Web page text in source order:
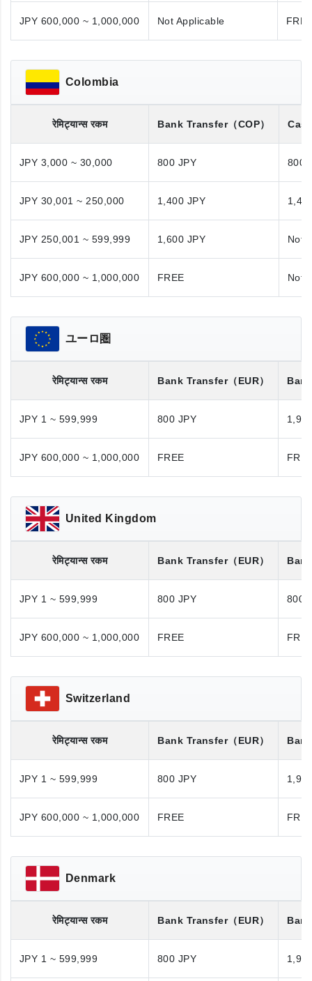
JPY 600,000 ~ 1,000,000 Not Applicable
Colombia
रेमिट्यान्स रकम Bank Transfer（COP）
JPY 3,000 ~ 30,000 800 JPY 800
JPY 30,001 ~ 250,000 1,400 JPY
JPY 250,001 ~ 599,999 1,600 JPY Not
JPY 600,000 ~ 1,000,000 FREE Not
ユーロ圏
रेमिट्यान्स रकम Bank Transfer（EUR）
JPY 1 ~ 599,999 800 JPY
JPY 600,000 ~ 1,000,000 FREE
United Kingdom
रेमिट्यान्स रकम Bank Transfer（EUR）
JPY 1 ~ 599,999 800 JPY 800
JPY 600,000 ~ 1,000,000 FREE
Switzerland
रेमिट्यान्स रकम Bank Transfer（EUR）
JPY 1 ~ 599,999 800 JPY
JPY 600,000 ~ 1,000,000 FREE
Denmark
रेमिट्यान्स रकम Bank Transfer（EUR）
JPY 1 ~ 599,999 800 JPY